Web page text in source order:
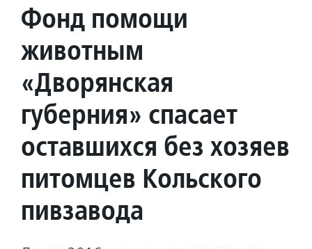
Фонд помощи
животным
«Дворянская
губерния» спасает
оставшихся без хозяев
питомцев Кольского
пивзавода